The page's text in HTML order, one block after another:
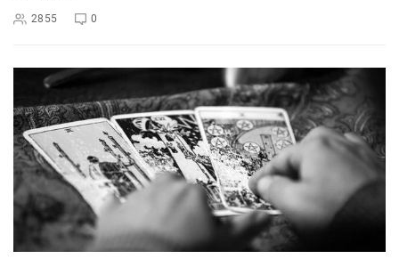
2855 0